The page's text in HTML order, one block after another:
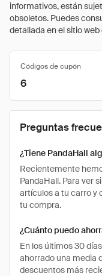
informativos, están
obsoletos. Puedes
detallada en el sitio web
Códigos de cupón
6
Preguntas
¿Tiene PandaHall
Recientemente
PandaHall. Para ver
artículos a tu carro y
tu compra.
¿Cuánto puedo
En los últimos 30
ahorrado una media
descuentos más